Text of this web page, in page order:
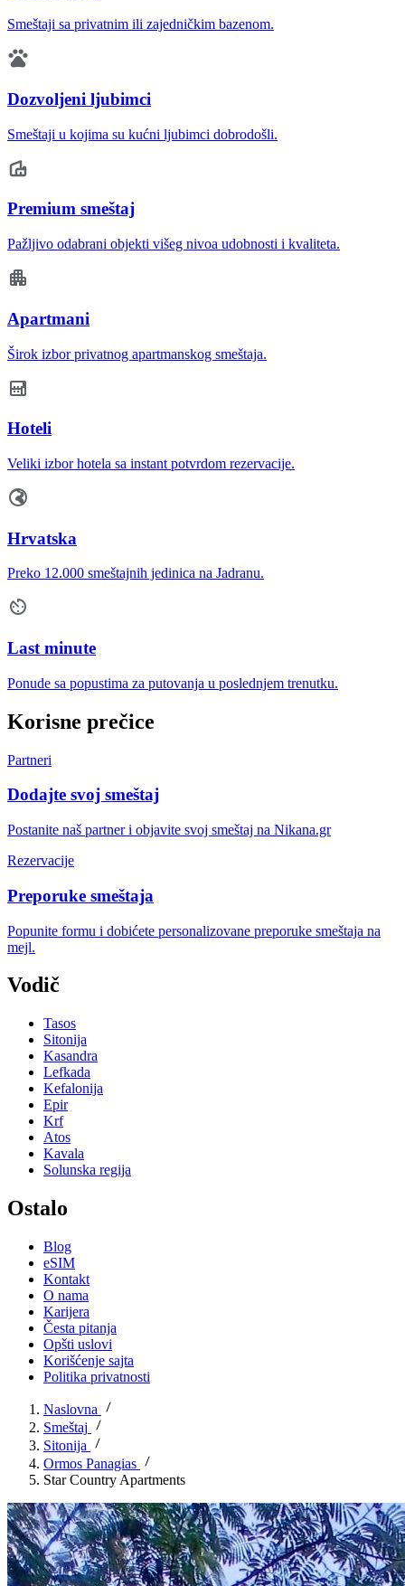
Smeštaji sa privatnim ili zajedničkim bazenom.
Dozvoljeni ljubimci
Smeštaji u kojima su kućni ljubimci dobrodošli.
Premium smeštaj
Pažljivo odabrani objekti višeg nivoa udobnosti i kvaliteta.
Apartmani
Širok izbor privatnog apartmanskog smeštaja.
Hoteli
Veliki izbor hotela sa instant potvrdom rezervacije.
Hrvatska
Preko 12.000 smeštajnih jedinica na Jadranu.
Last minute
Ponude sa popustima za putovanja u poslednjem trenutku.
Korisne prečice
Partneri
Dodajte svoj smeštaj
Postanite naš partner i objavite svoj smeštaj na Nikana.gr
Rezervacije
Preporuke smeštaja
Popunite formu i dobićete personalizovane preporuke smeštaja na
mejl.
Vodič
Tasos
Sitonija
Kasandra
Lefkada
Kefalonija
Epir
Krf
Atos
Kavala
Solunska regija
Ostalo
Blog
eSIM
Kontakt
O nama
Karijera
Česta pitanja
Opšti uslovi
Korišćenje sajta
Politika privatnosti
Naslovna
Smeštaj
Sitonija
Ormos Panagias
Star Country Apartments